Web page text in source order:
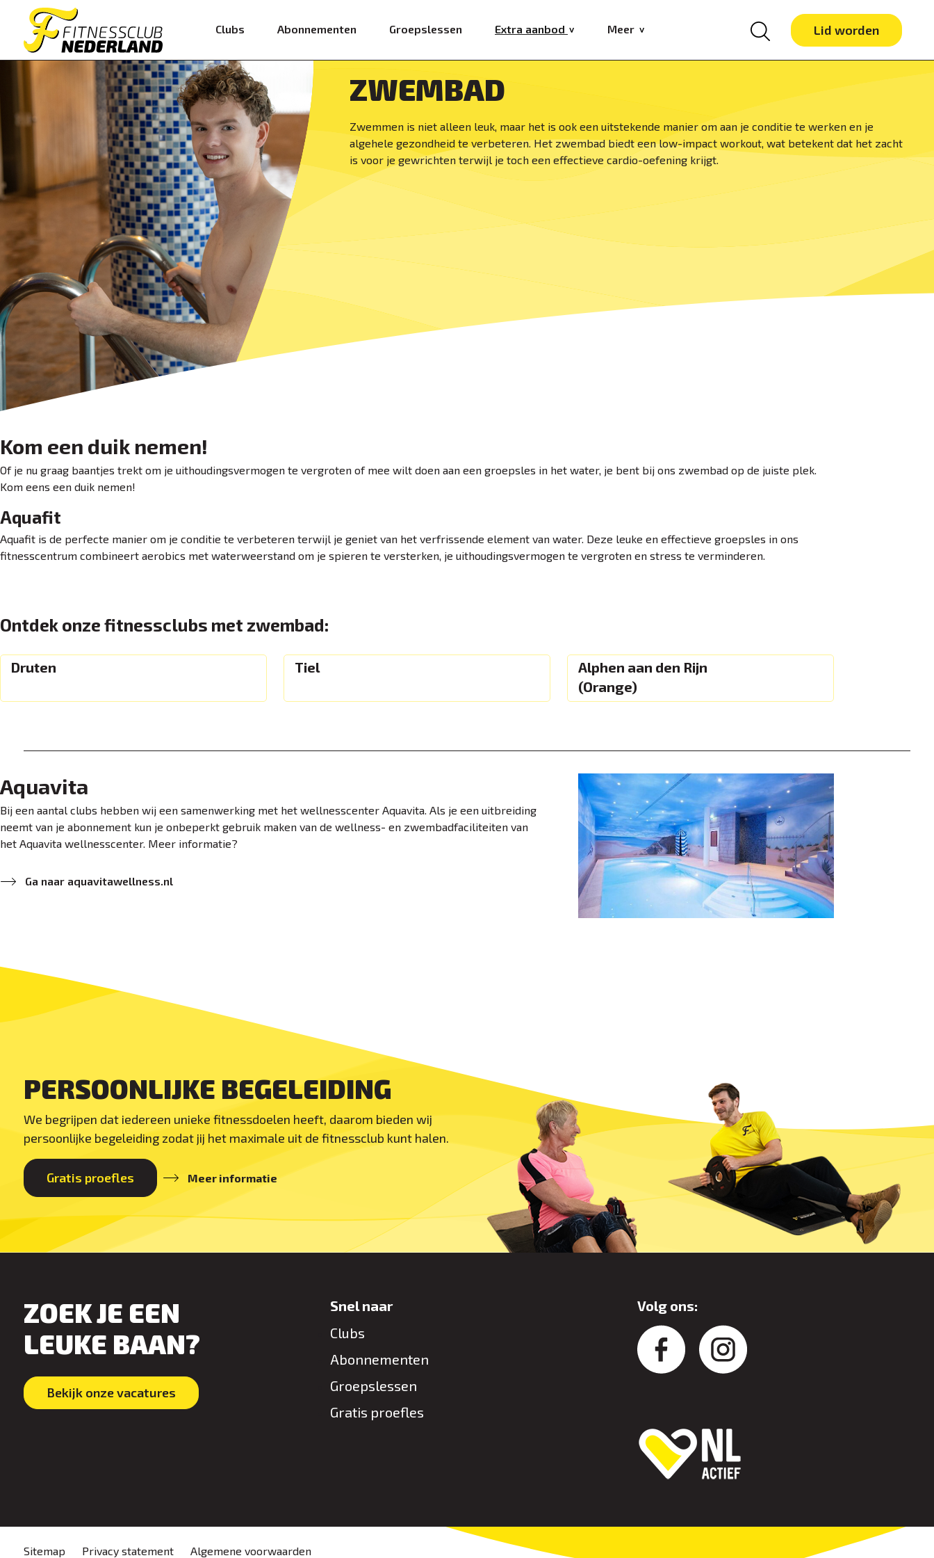
Clubs Abonnementen Groepslessen Extra aanbod Meer Lid worden
ZWEMBAD
Zwemmen is niet alleen leuk, maar het is ook een uitstekende manier om aan je conditie te werken en je
algehele gezondheid te verbeteren. Het zwembad biedt een low-impact workout, wat betekent dat het zacht
is voor je gewrichten terwijl je toch een effectieve cardio-oefening krijgt.
Kom een duik nemen!
Of je nu graag baantjes trekt om je uithoudingsvermogen te vergroten of mee wilt doen aan een groepsles in het water, je bent bij ons zwembad op de juiste plek.
Kom eens een duik nemen!
Aquafit
Aquafit is de perfecte manier om je conditie te verbeteren terwijl je geniet van het verfrissende element van water. Deze leuke en effectieve groepsles in ons
fitnesscentrum combineert aerobics met waterweerstand om je spieren te versterken, je uithoudingsvermogen te vergroten en stress te verminderen.
Ontdek onze fitnessclubs met zwembad:
Druten Tiel
Alphen aan den Rijn
(Orange)
Aquavita
Bij een aantal clubs hebben wij een samenwerking met het wellnesscenter Aquavita. Als je een uitbreiding
neemt van je abonnement kun je onbeperkt gebruik maken van de wellness- en zwembadfaciliteiten van
het Aquavita wellnesscenter. Meer informatie?
Ga naar aquavitawellness.nl
PERSOONLIJKE BEGELEIDING
We begrijpen dat iedereen unieke fitnessdoelen heeft, daarom bieden wij
persoonlijke begeleiding zodat jij het maximale uit de fitnessclub kunt halen.
Gratis proefles Meer informatie
ZOEK JE EEN
LEUKE BAAN?
Bekijk onze vacatures
Snel naar
Clubs
Abonnementen
Groepslessen
Gratis proefles
Volg ons:
Sitemap Privacy statement Algemene voorwaarden